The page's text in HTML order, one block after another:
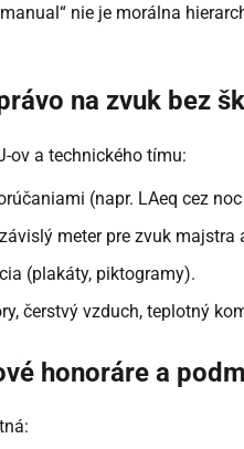
nie je morálna
na zvuk bez
ov a technického tímu:
(napr. LAeq cez
meter pre zvuk majstra
(plakáty, piktogramy).
čerstvý vzduch, teplotný
honoráre a